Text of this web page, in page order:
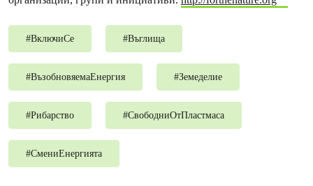
#ВключиСе #Въглища
#ВъзобновяемаЕнергия #Земеделие
#Рибарство #СвободниОтПластмаса
#СмениЕнергията